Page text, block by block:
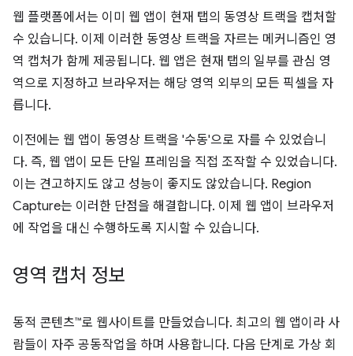
웹 플랫폼에서는 이미 웹 앱이 현재 탭의 동영상 트랙을 캡처할
수 있습니다. 이제 이러한 동영상 트랙을 자르는 메커니즘인 영
역 캡처가 함께 제공됩니다. 웹 앱은 현재 탭의 일부를 관심 영
역으로 지정하고 브라우저는 해당 영역 외부의 모든 픽셀을 자
릅니다.
이전에는 웹 앱이 동영상 트랙을 '수동'으로 자를 수 있었습니
다. 즉, 웹 앱이 모든 단일 프레임을 직접 조작할 수 있었습니다.
이는 견고하지도 않고 성능이 좋지도 않았습니다. Region
Capture는 이러한 단점을 해결합니다. 이제 웹 앱이 브라우저
에 작업을 대신 수행하도록 지시할 수 있습니다.
영역 캡처 정보
동적 콘텐츠™로 웹사이트를 만들었습니다. 최고의 웹 앱이라 사
람들이 자주 공동작업을 하며 사용합니다. 다음 단계로 가상 회